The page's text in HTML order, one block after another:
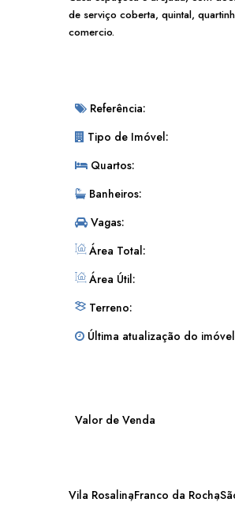
de serviço coberta, quintal,
comercio.
Referência:
Tipo de Imóvel:
Quartos:
Banheiros:
Vagas:
Área Total:
Área Útil:
Terreno:
Última atualização do
Valor de Venda
Vila RosalinaFranco da Rocha